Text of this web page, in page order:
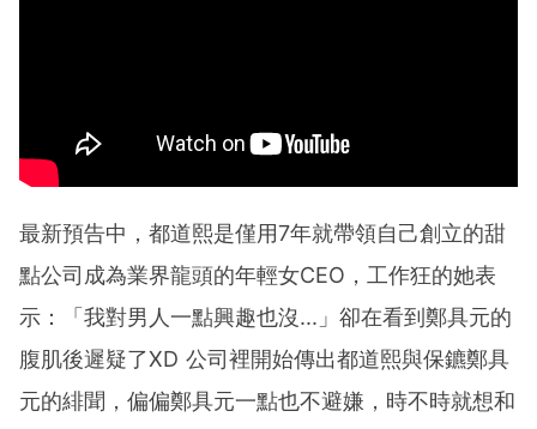
最新預告中，都道熙是僅用7年就帶領自己創立的甜
點公司成為業界龍頭的年輕女CEO，工作狂的她表
示：「我對男人一點興趣也沒...」卻在看到鄭具元的
腹肌後遲疑了XD 公司裡開始傳出都道熙與保鑣鄭具
元的緋聞，偏偏鄭具元一點也不避嫌，時不時就想和